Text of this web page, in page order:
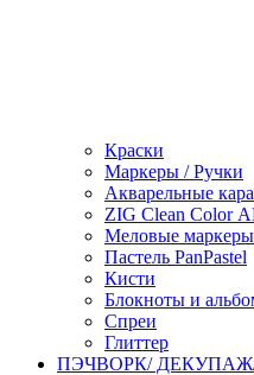
Краски
Маркеры / Ручки
Акварельные
ZIG Clean
Меловые маркеры
Пастель PanPastel
Кисти
Блокноты и
Спреи
Глиттер
ПЭЧВОРК/